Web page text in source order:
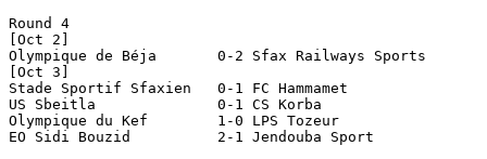
Round 4
[Oct 2]
Olympique de Béja	0-2 Sfax Railways Sports
[Oct 3]
Stade Sportif Sfaxien   0-1 FC Hammamet
US Sbeitla		0-1 CS Korba
Olympique du Kef	1-0 LPS Tozeur
EO Sidi Bouzid		2-1 Jendouba Sport